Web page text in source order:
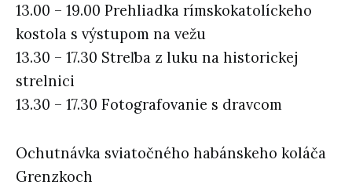
13.00 – 19.00 Prehliadka rímskokatolíckeho
kostola s výstupom na vežu
13.30 – 17.30 Streľba z luku na historickej
strelnici
13.30 – 17.30 Fotografovanie s dravcom
Ochutnávka sviatočného habánskeho koláča
Grenzkoch